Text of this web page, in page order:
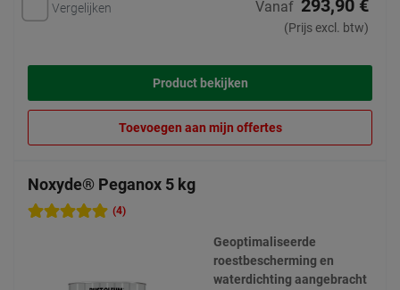
Vergelijken Vanaf 293,90 €
(Prijs excl. btw)
Product bekijken
Toevoegen aan mijn offertes
Noxyde® Peganox 5 kg
(4)
Geoptimaliseerde
roestbescherming en
waterdichting aangebracht